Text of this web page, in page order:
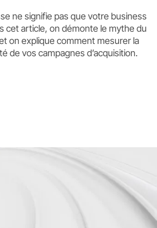
ne signifie pas que votre business
cet article, on démonte le mythe du
on explique comment mesurer la
de vos campagnes d’acquisition.